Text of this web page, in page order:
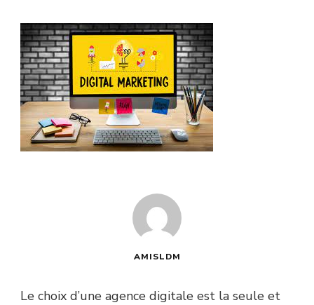
AMISLDM
Le choix d’une agence digitale est la seule et